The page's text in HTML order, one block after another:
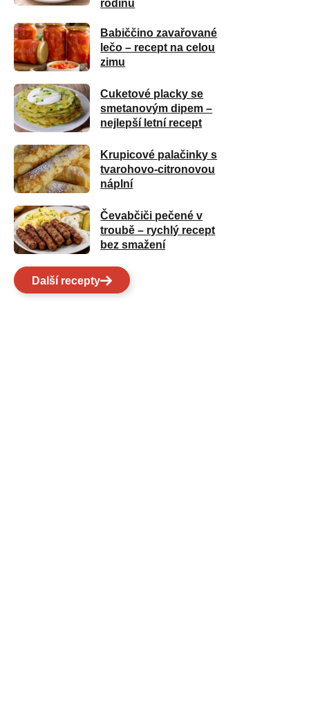
rodinu
Babiččino zavařované
lečo – recept na celou
zimu
Cuketové placky se
smetanovým dipem –
nejlepší letní recept
Krupicové palačinky s
tvarohovo-citronovou
náplní
Čevabčiči pečené v
troubě – rychlý recept
bez smažení
Další recepty